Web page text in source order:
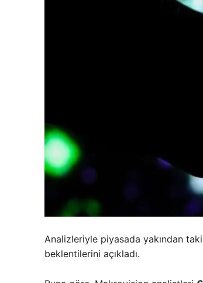
Analizleriyle piyasada yakından
beklentilerini açıkladı.